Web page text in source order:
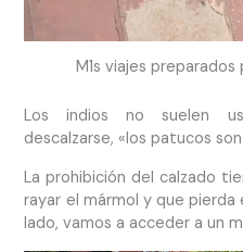
M1s viajes preparados
Los indios no suelen
descalzarse, «los patucos
La prohibición del calzado
rayar el mármol y que
lado, vamos a acceder a un